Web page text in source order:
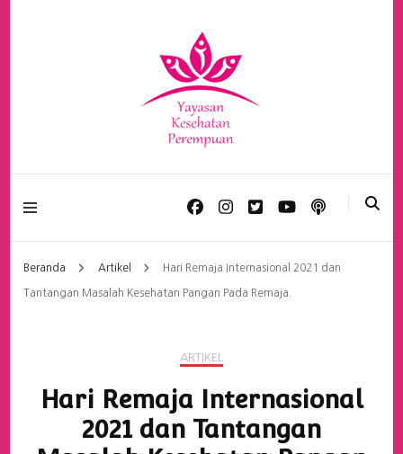
Yayasan Kesehatan
Perempuan
Beranda Artikel Hari Remaja Internasional 2021 dan
Tantangan Masalah Kesehatan Pangan Pada Remaja.
ARTIKEL
Hari Remaja Internasional
2021 dan Tantangan